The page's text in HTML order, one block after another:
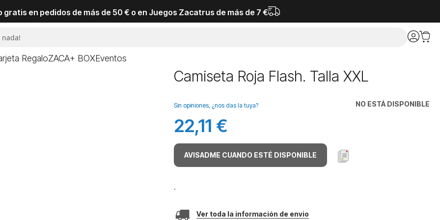
gratis en pedidos de más de 50 € o en Juegos Zacatrus de más de 7 €
RegaloZACA+ BOXEventos
Camiseta Roja Flash. Talla XXL
NO ESTÁ DISPONIBLE
Sin opiniones, ¿nos das la tuya?
22,11 €
AVISADME CUANDO ESTÉ DISPONIBLE
.
Ver toda la información de envio